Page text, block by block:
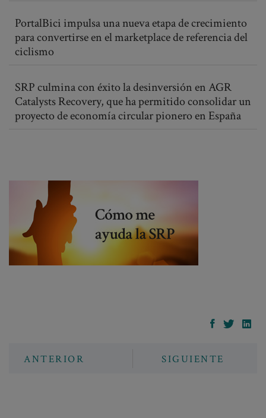
PortalBici impulsa una nueva etapa de crecimiento
para convertirse en el marketplace de referencia del
ciclismo
SRP culmina con éxito la desinversión en AGR
Catalysts Recovery, que ha permitido consolidar un
proyecto de economía circular pionero en España
ANTERIOR SIGUIENTE